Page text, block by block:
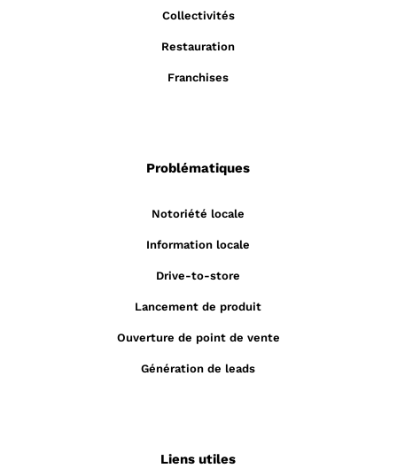
Collectivités
Restauration
Franchises
Problématiques
Notoriété locale
Information locale
Drive-to-store
Lancement de produit
Ouverture de point de vente
Génération de leads
Liens utiles